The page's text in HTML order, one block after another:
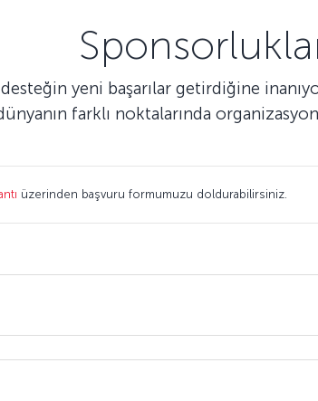
yeni başarılar getirdiğine
farklı noktalarında
üzerinden başvuru formumuzu doldurabilirsiniz.